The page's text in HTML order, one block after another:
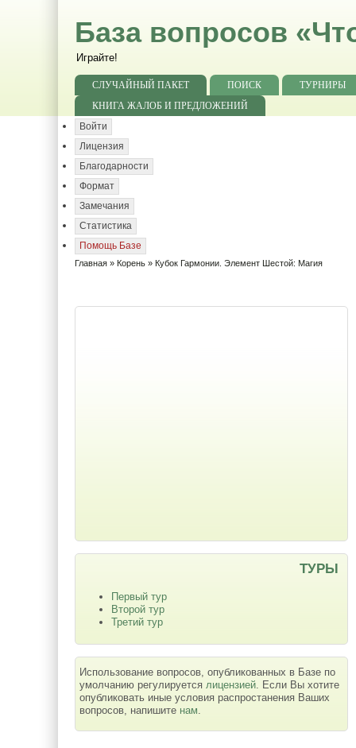
База вопросов
Играйте!
СЛУЧАЙНЫЙ ПАКЕТ ПОИСК
ТУРНИРЫ
КНИГА ЖАЛОБ И ПРЕДЛОЖЕНИЙ
Войти
Лицензия
Благодарности
Формат
Замечания
Статистика
Помощь Базе
Главная » Корень » Кубок Гармонии. Элемент Шестой: Магия
ТУРЫ
Первый тур
Второй тур
Третий тур
Использование вопросов, опубликованных в Базе по
умолчанию регулируется лицензией. Если Вы хотите
опубликовать иные условия распростанения Ваших
вопросов, напишите нам.